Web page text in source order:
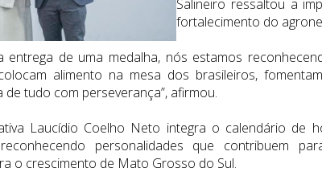
Salineiro ressaltou a
fortalecimento do
entrega de uma medalha, nós estamos
alimento na mesa dos brasileiros,
de tudo com perseverança”, afirmou.
Laucídio Coelho Neto integra o calendário de
personalidades que contribuem
o crescimento de Mato Grosso do Sul.